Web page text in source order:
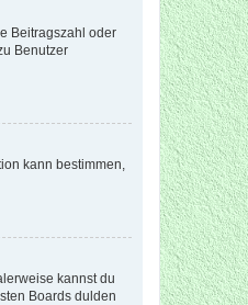
Beitragszahl oder
Benutzer
kann bestimmen,
kannst du
Boards dulden